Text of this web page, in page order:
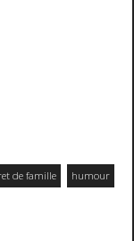
de famille humour